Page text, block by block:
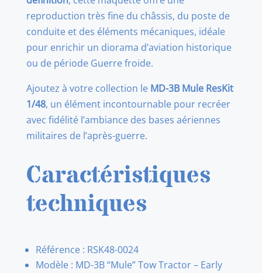
reproduction très fine du châssis, du poste de
conduite et des éléments mécaniques, idéale
pour enrichir un diorama d’aviation historique
ou de période Guerre froide.
Ajoutez à votre collection le MD-3B Mule ResKit
1/48, un élément incontournable pour recréer
avec fidélité l’ambiance des bases aériennes
militaires de l’après-guerre.
Caractéristiques
techniques
Référence : RSK48-0024
Modèle : MD-3B “Mule” Tow Tractor – Early